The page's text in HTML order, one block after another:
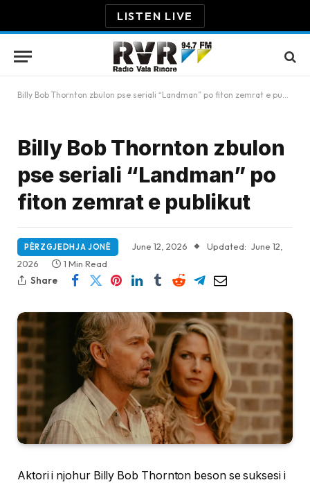
LISTEN LIVE
Billy Bob Thornton zbulon pse seriali “Landman” po fiton zemrat e publikut
Billy Bob Thornton zbulon
pse seriali “Landman” po
fiton zemrat e publikut
PËRZGJEDHJA JONË June 12, 2026 Updated: June 12,
2026
1 Min Read
Share
Aktori i njohur Billy Bob Thornton beson se suksesi i